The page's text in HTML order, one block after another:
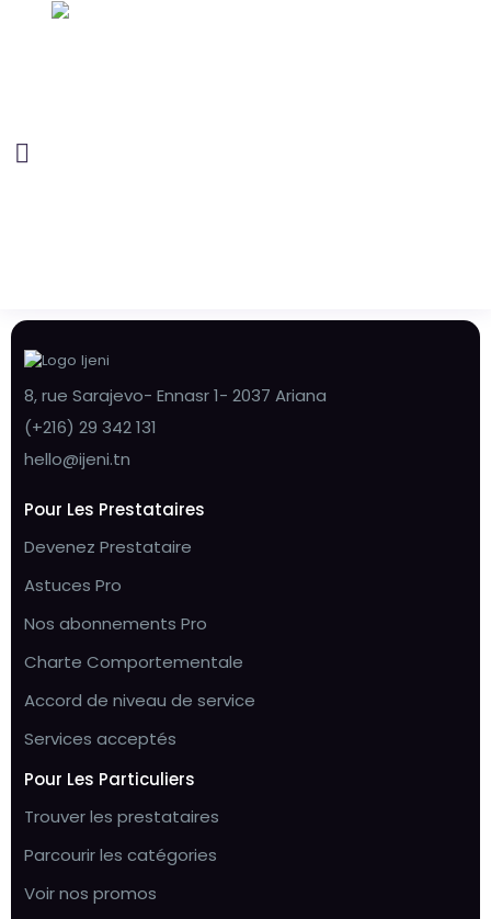
8, rue Sarajevo- Ennasr 1- 2037 Ariana
(+216) 29 342 131
hello@ijeni.tn
Pour Les Prestataires
Devenez Prestataire
Astuces Pro
Nos abonnements Pro
Charte Comportementale
Accord de niveau de service
Services acceptés
Pour Les Particuliers
Trouver les prestataires
Parcourir les catégories
Voir nos promos